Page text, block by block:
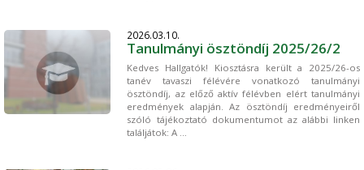
2026.03.10.
Tanulmányi ösztöndíj 2025/26/2
Kedves Hallgatók! Kiosztásra került a 2025/26-os
tanév tavaszi félévére vonatkozó tanulmányi
ösztöndíj, az előző aktív félévben elért tanulmányi
eredmények alapján. Az ösztöndíj eredményeiről
szóló tájékoztató dokumentumot az alábbi linken
találjátok: A ...